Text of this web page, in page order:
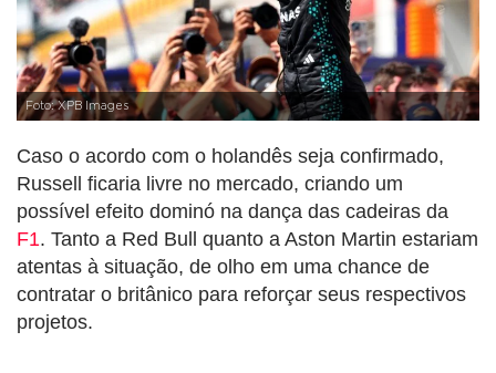
Foto: XPB Images
Caso o acordo com o holandês seja confirmado,
Russell ficaria livre no mercado, criando um
possível efeito dominó na dança das cadeiras da
F1. Tanto a Red Bull quanto a Aston Martin estariam
atentas à situação, de olho em uma chance de
contratar o britânico para reforçar seus respectivos
projetos.